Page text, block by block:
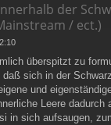
der
/ ect.)
überspitzt zu
sich in der
und
Leere dadurch
in sich aufsaugen,